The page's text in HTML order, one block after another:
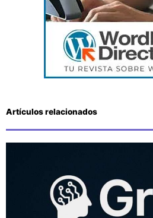
Artículos relacionados